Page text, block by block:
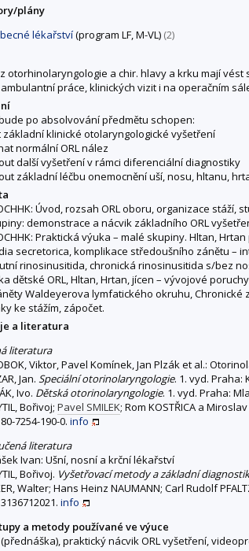
plány
lékařství(program LF, M-VL) (2)
otorhinolaryngologie a chir. hlavy a krku mají
práce, klinických vizit i na operačním
po absolvování předmětu schopen:
základní klinické otolaryngologické vyšetření
normální ORL nález
další vyšetření v rámci diferenciální diagnostiky
základní léčbu onemocnění uší, nosu, hltanu,
Úvod, rozsah ORL oboru, organizace
demonstrace a nácvik základního ORL
Praktická výuka – malé skupiny. Hltan,
secretorica, komplikace středoušního zánětu –
rinosinusitida, chronická rinosinusitida s/bez
dětské ORL, Hltan, Hrtan, jícen – vývojové
Waldeyerova lymfatického okruhu, Chronické
ke stážím, zápočet.
a literatura
literatura
Viktor, Pavel Komínek, Jan Plzák et al.:
Jan. Speciální otorinolaryngologie. 1. vyd. Praha:
Ivo. Dětská otorinolaryngologie. 1. vyd. Praha:
Bořivoj; Pavel SMILEK; Rom KOSTŘICA a Miroslav
7254-190-0. info
literatura
Ivan: Ušní, nosní a krční lékařství
Bořivoj. Vyšetřovací metody a základní
Walter; Hans Heinz NAUMANN; Carl Rudolf
info
a metody používané ve výuce
praktický nácvik ORL vyšetření,